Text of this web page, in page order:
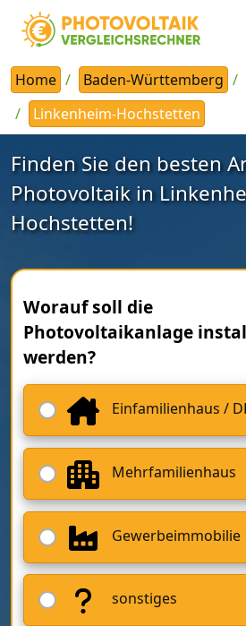
Home Baden-Württemberg
Linkenheim-Hochstetten
Finden Sie den besten
Photovoltaik in
Hochstetten!
Worauf soll die
Photovoltaikanlage
werden?
Einfamilienhaus /
Mehrfamilienhaus
Gewerbeimmobilie
sonstiges